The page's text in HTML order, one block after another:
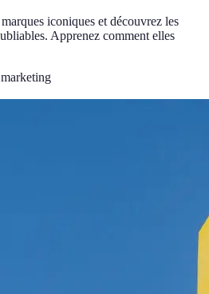
iconiques et découvrez les
Apprenez comment elles